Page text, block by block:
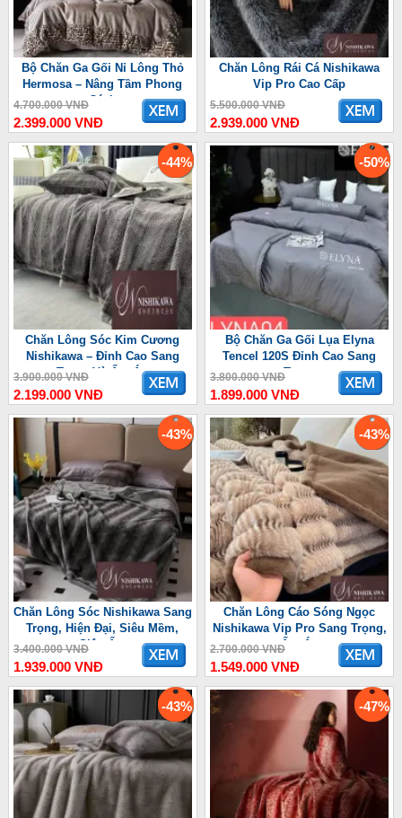
Bộ Chăn Ga Gối Nỉ Lông Thỏ
Hermosa – Nâng Tầm Phong
Cách
4.700.000 VNĐ
2.399.000 VNĐ
Chăn Lông Rái Cá Nishikawa
Vip Pro Cao Cấp
5.500.000 VNĐ
2.939.000 VNĐ
-44%
Chăn Lông Sóc Kim Cương
Nishikawa – Đỉnh Cao Sang
Trọng Và Ấm Áp
3.900.000 VNĐ
2.199.000 VNĐ
-50%
Bộ Chăn Ga Gối Lụa Elyna
Tencel 120S Đỉnh Cao Sang
Trọng
3.800.000 VNĐ
1.899.000 VNĐ
-43%
Chăn Lông Sóc Nishikawa Sang
Trọng, Hiện Đại, Siêu Mềm,
Siêu Ấm
3.400.000 VNĐ
1.939.000 VNĐ
-43%
Chăn Lông Cáo Sóng Ngọc
Nishikawa Vip Pro Sang Trọng,
Ấm Áp
2.700.000 VNĐ
1.549.000 VNĐ
-43% -47%